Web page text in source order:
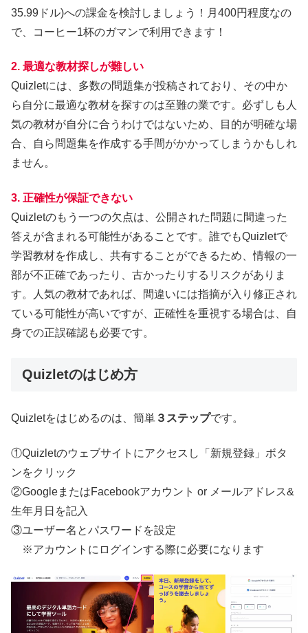
35.99ドル)への課金を検討しましょう！月400円程度なの
で、コーヒー1杯のガマンで利用できます！
2. 最適な教材探しが難しい
Quizletには、多数の問題集が投稿されており、その中か
ら自分に最適な教材を探すのは至難の業です。必ずしも人
気の教材が自分に合うわけではないため、目的が明確な場
合、自ら問題集を作成する手間がかかってしまうかもしれ
ません。
3. 正確性が保証できない
Quizletのもう一つの欠点は、公開された問題に間違った
答えが含まれる可能性があることです。誰でもQuizletで
学習教材を作成し、共有することができるため、情報の一
部が不正確であったり、古かったりするリスクがありま
す。人気の教材であれば、間違いには指摘が入り修正され
ている可能性が高いですが、正確性を重視する場合は、自
身での正誤確認も必要です。
Quizletのはじめ方
Quizletをはじめるのは、簡単 ３ステップです。
①Quizletのウェブサイトにアクセスし「新規登録」ボタ
ンをクリック
②GoogleまたはFacebookアカウント or メールアドレス&
生年月日を記入
③ユーザー名とパスワードを設定
※アカウントにログインする際に必要になります